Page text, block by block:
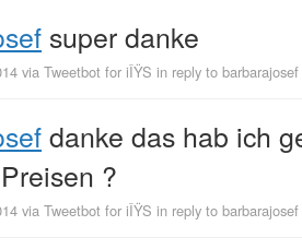
super danke
via Tweetbot for iÎŸS in reply to barbarajosef
danke das hab ich
?
via Tweetbot for iÎŸS in reply to barbarajosef